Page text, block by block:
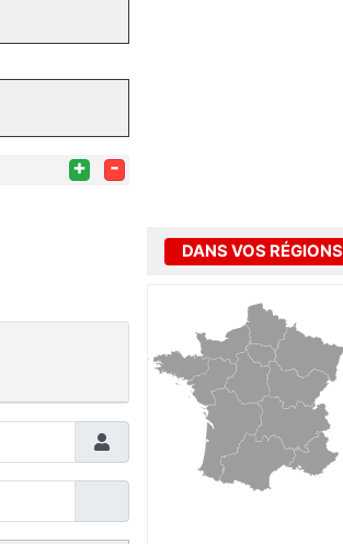
+ -
DANS VOS RÉGIONS